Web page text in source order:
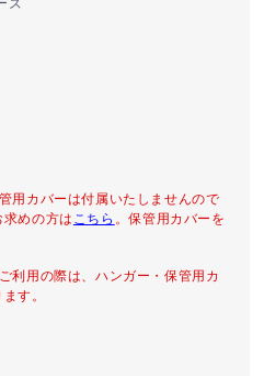
ズ
用カバーは付属いたしませんので
めの方は こちら 。保管用カバーを
利用の際は、ハンガー・保管用カ
す。